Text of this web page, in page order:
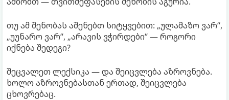
თუ ამ შენობას აშენებთ სიტყვებით: „ულამაზო ვარ“,
„უუნარო ვარ“, „არავის ვჭირდები“ — როგორი
იქნება შედეგი?
შეცვალეთ ლექსიკა — და შეიცვლება აზროვნება.
ხოლო აზროვნებასთან ერთად, შეიცვლება
ცხოვრებაც.